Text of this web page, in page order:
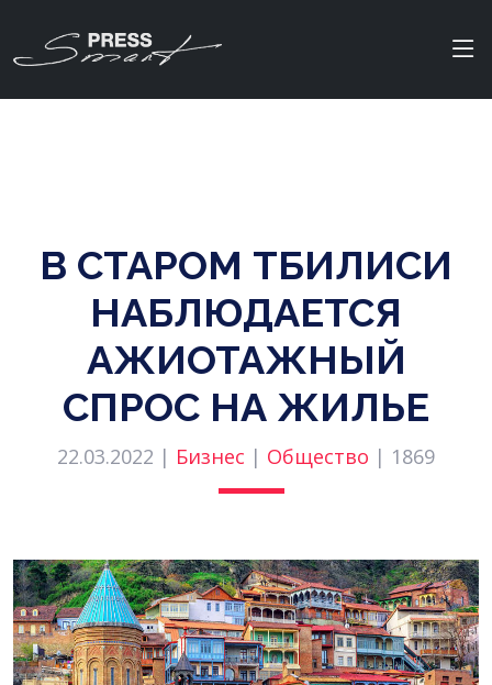
В СТАРОМ ТБИЛИСИ
НАБЛЮДАЕТСЯ
АЖИОТАЖНЫЙ
СПРОС НА ЖИЛЬЕ
22.03.2022 | Бизнес | Общество | 1869